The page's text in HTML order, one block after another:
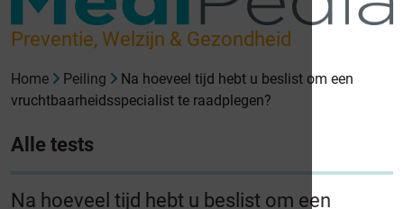
Preventie, Welzijn & Gezondheid
Home Peiling
Na hoeveel tijd hebt u beslist om een
vruchtbaarheidsspecialist te raadplegen?
Alle tests
Na hoeveel tijd hebt u beslist om een